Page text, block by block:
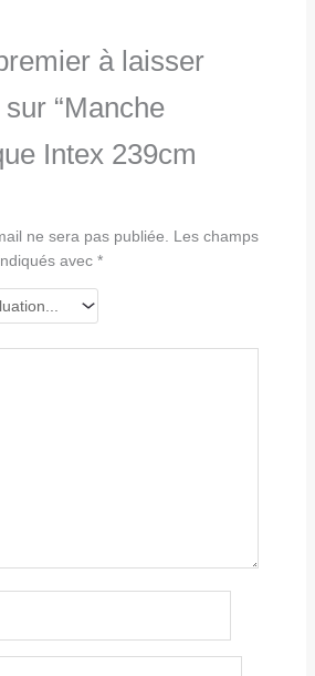
à laisser
“Manche
Intex 239cm
ne sera pas publiée.
Les champs
avec *